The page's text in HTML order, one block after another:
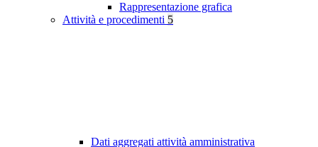
Rappresentazione grafica
Attività e procedimenti 5
Dati aggregati attività amministrativa